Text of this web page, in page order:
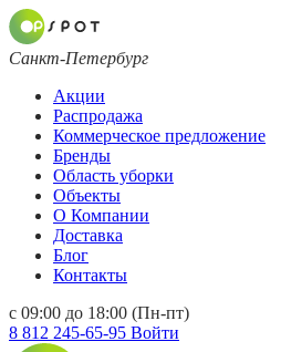
Санкт-Петербург
Акции
Распродажа
Коммерческое предложение
Бренды
Область уборки
Объекты
О Компании
Доставка
Блог
Контакты
с 09:00 до 18:00 (Пн-пт)
8 812 245-65-95 Войти